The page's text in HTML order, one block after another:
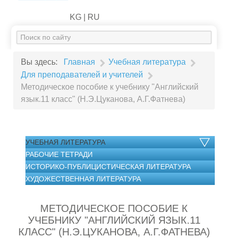
KG | RU
Искать...
Вы здесь: Главная
Учебная литература
Для преподавателей и учителей
Методическое пособие к учебнику "Английский
язык.11 класс" (Н.Э.Цуканова, А.Г.Фатнева)
УЧЕБНАЯ ЛИТЕРАТУРА
РАБОЧИЕ ТЕТРАДИ
ИСТОРИКО-ПУБЛИЦИСТИЧЕСКАЯ ЛИТЕРАТУРА
ХУДОЖЕСТВЕННАЯ ЛИТЕРАТУРА
МЕТОДИЧЕСКОЕ ПОСОБИЕ К
УЧЕБНИКУ "АНГЛИЙСКИЙ ЯЗЫК.11
КЛАСС" (Н.Э.ЦУКАНОВА, А.Г.ФАТНЕВА)